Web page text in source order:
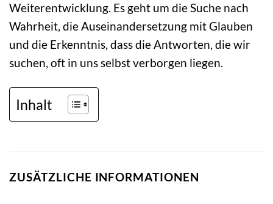
Weiterentwicklung. Es geht um die Suche nach
Wahrheit, die Auseinandersetzung mit Glauben
und die Erkenntnis, dass die Antworten, die wir
suchen, oft in uns selbst verborgen liegen.
Inhalt
ZUSÄTZLICHE INFORMATIONEN